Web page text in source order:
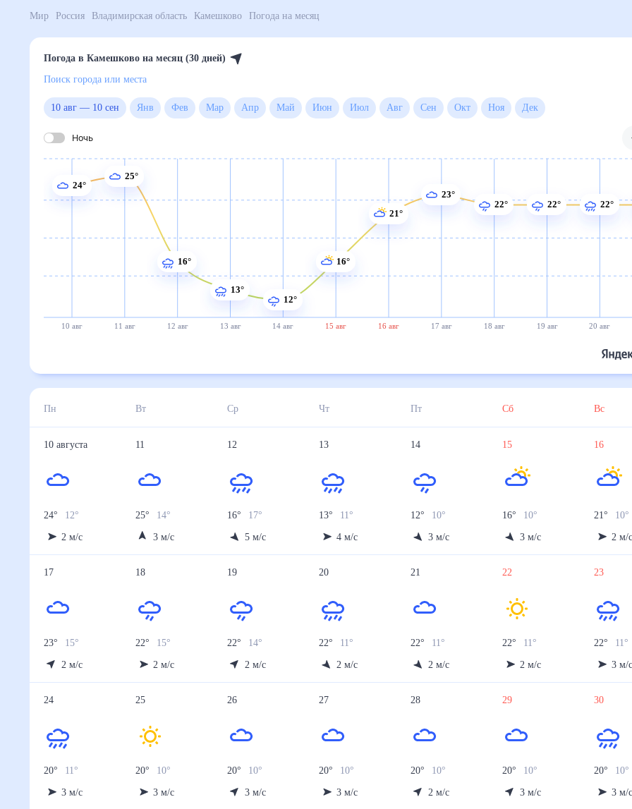
Мир Россия Владимирская область Камешково Погода на месяц
Погода в Камешково на месяц (30 дней)
Поиск города или места
10 авг—10 сен Янв Фев Мар Апр Май Июн Июл Авг Сен Окт Ноя
Ночь
10 авг 11 авг 12 авг 13 авг 14 авг 15 авг 16 авг 17 авг 18 авг 19 авг 20 авг
24°
25°
16°
13°
12°
16°
21°
23°
22° 22° 22°
Пн Вт Ср Чт Пт Сб Вс
10 августа
24° 12°
2 м/с
11
25° 14°
3 м/с
12
16° 17°
5 м/с
13
13° 11°
4 м/с
14
12° 10°
3 м/с
15
16° 10°
3 м/с
16
21° 10°
2 м/
17
23° 15°
2 м/с
18
22° 15°
2 м/с
19
22° 14°
2 м/с
20
22° 11°
2 м/с
21
22° 11°
2 м/с
22
22° 11°
2 м/с
23
22° 11°
3 м/
24
20° 11°
3 м/с
25
20° 10°
3 м/с
26
20° 10°
3 м/с
27
20° 10°
3 м/с
28
20° 10°
2 м/с
29
20° 10°
3 м/с
30
20° 10°
3 м/